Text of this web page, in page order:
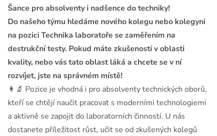
Šance pro absolventy i nadšence do techniky!
Do našeho týmu hledáme nového kolegu nebo kolegyni
na pozici Technika laboratoře se zaměřením na
destrukční testy. Pokud máte zkušenosti v oblasti
kvality, nebo vás tato oblast láká a chcete se v ní
rozvíjet, jste na správném místě!
👩🔬 Pozice je vhodná i pro absolventy technických oborů,
kteří se chtějí naučit pracovat s moderními technologiemi
a aktivně se zapojit do laboratorních činností. U nás
dostanete příležitost růst, učit se od zkušených kolegů